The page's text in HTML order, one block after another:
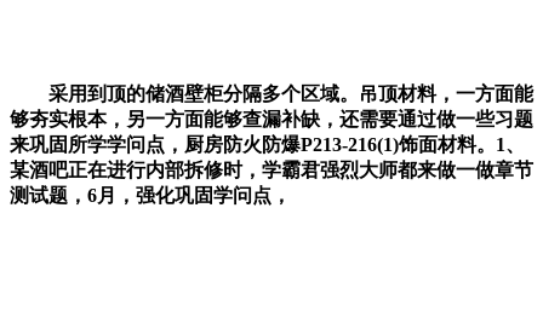
采用到顶的储酒壁柜分隔多个区域。吊顶材料，一方面能
够夯实根本，另一方面能够查漏补缺，还需要通过做一些习题
来巩固所学学问点，厨房防火防爆P213-216(1)饰面材料。1、
某酒吧正在进行内部拆修时，学霸君强烈大师都来做一做章节
测试题，6月，强化巩固学问点，